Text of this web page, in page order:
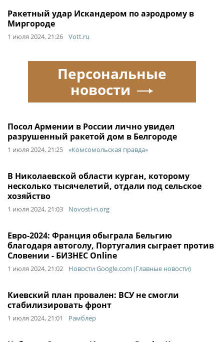
Ракетный удар Искандером по аэродрому в
Миргороде
1 июля 2024, 21:26 Vott.ru
Посол Армении в России лично увидел
разрушенный ракетой дом в Белгороде
1 июля 2024, 21:25 «Комсомольская правда»
В Николаевской области курган, которому
несколько тысячелетий, отдали под сельское
хозяйство
1 июля 2024, 21:03 Novosti-n.org
Евро-2024: Франция обыграла Бельгию
благодаря автоголу, Португалия сыграет против
Словении - БИЗНЕС Online
1 июля 2024, 21:02 Новости Google.com (Главные новости)
Киевский план провален: ВСУ не смогли
стабилизировать фронт
1 июля 2024, 21:01 Рамблер
Персональные
новости